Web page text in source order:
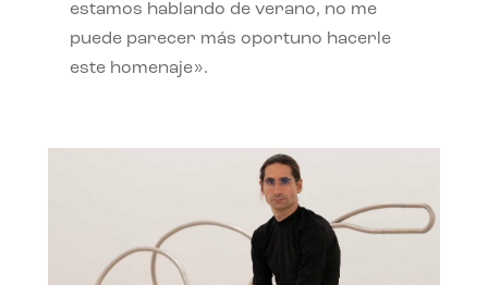
estamos hablando de verano, no me
puede parecer más oportuno hacerle
este homenaje».